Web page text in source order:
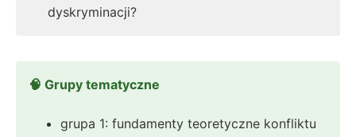
dyskryminacji?
🧠 Grupy tematyczne
grupa 1: fundamenty teoretyczne konfliktu